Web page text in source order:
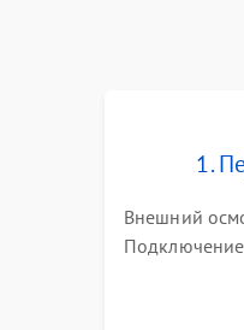
1.
Внешний
звуковых